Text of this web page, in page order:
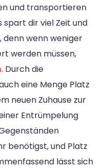
und transportieren
spart dir viel Zeit und
denn wenn weniger
werden müssen,
. Durch die
eine Menge Platz
neuen Zuhause zur
Entrümpelung
benötigst, und Platz
lässt sich